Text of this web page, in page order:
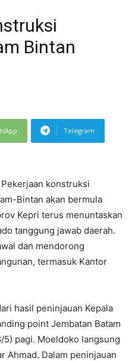
Bintan
Telegram
konstruksi
Bintan akan bermula
Kepri terus menuntaskan
tanggung jawab daerah.
dan mendorong
termasuk Kantor
hasil peninjauan Kepala
point Jembatan Batam
5) pagi. Moeldoko langsung
Ahmad. Dalam peninjauan